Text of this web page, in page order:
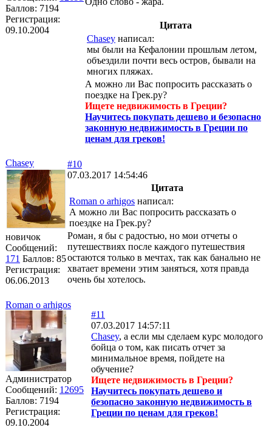
Баллов: 7194
Регистрация:
09.10.2004
Цитата
Chasey написал:
мы были на Кефалонии прошлым летом,
объездили почти весь остров, бывали на
многих пляжах.
А можно ли Вас попросить рассказать о
поездке на Грек.ру?
Ищете недвижимость в Греции?
Научитесь покупать дешево и безопасно
законную недвижимость в Греции по
ценам для греков!
Chasey
новичок
Сообщений:
171 Баллов: 85
Регистрация:
06.06.2013
#10
07.03.2017 14:54:46
Цитата
Roman o arhigos написал:
А можно ли Вас попросить рассказать о
поездке на Грек.ру?
Роман, я бы с радостью, но мои отчеты о
путешествиях после каждого путешествия
остаются только в мечтах, так как банально не
хватает времени этим заняться, хотя правда
очень бы хотелось.
Roman o arhigos
Администратор
Сообщений: 12695
Баллов: 7194
Регистрация:
09.10.2004
#11
07.03.2017 14:57:11
Chasey, а если мы сделаем курс молодого
бойца о том, как писать отчет за
минимальное время, пойдете на
обучение?
Ищете недвижимость в Греции?
Научитесь покупать дешево и
безопасно законную недвижимость в
Греции по ценам для греков!